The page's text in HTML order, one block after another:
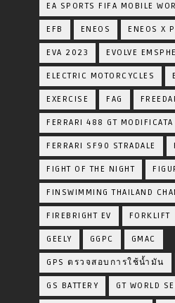
EA SPORTS FIFA MOBILE
EFB ENEOS ENEOS X
EVA 2023 EVOLVE
ELECTRIC MOTORCYCLES
EXERCISE FAG
FERRARI 488 GT MODIFICATA
FERRARI SF90 STRADALE
FIGHT OF THE NIGHT
FINSWIMMING THAILAND
FIREBRIGHT EV FORKLIFT
GEELY GGPC GMAC
GPS ตรวจสอบการใช้น้ำมัน
GS BATTERY GT WORLD